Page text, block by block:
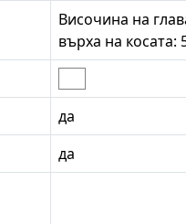
Височина на
върха на косата:
да
да